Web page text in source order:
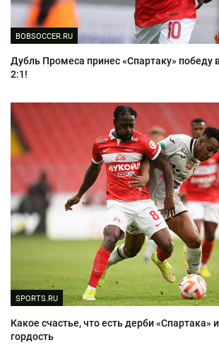
BOBSOCCER.RU
Дубль Промеса принес «Спартаку» победу
2:1!
SPORTS.RU
Какое счастье, что есть дерби «Спартака»
гордость